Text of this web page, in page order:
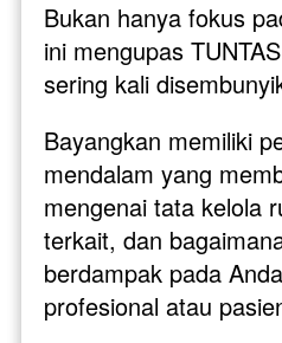
Bukan hanya fokus
ini mengupas
sering kali
Bayangkan memiliki
mendalam yang
mengenai tata kelola
terkait, dan
berdampak pada
profesional atau